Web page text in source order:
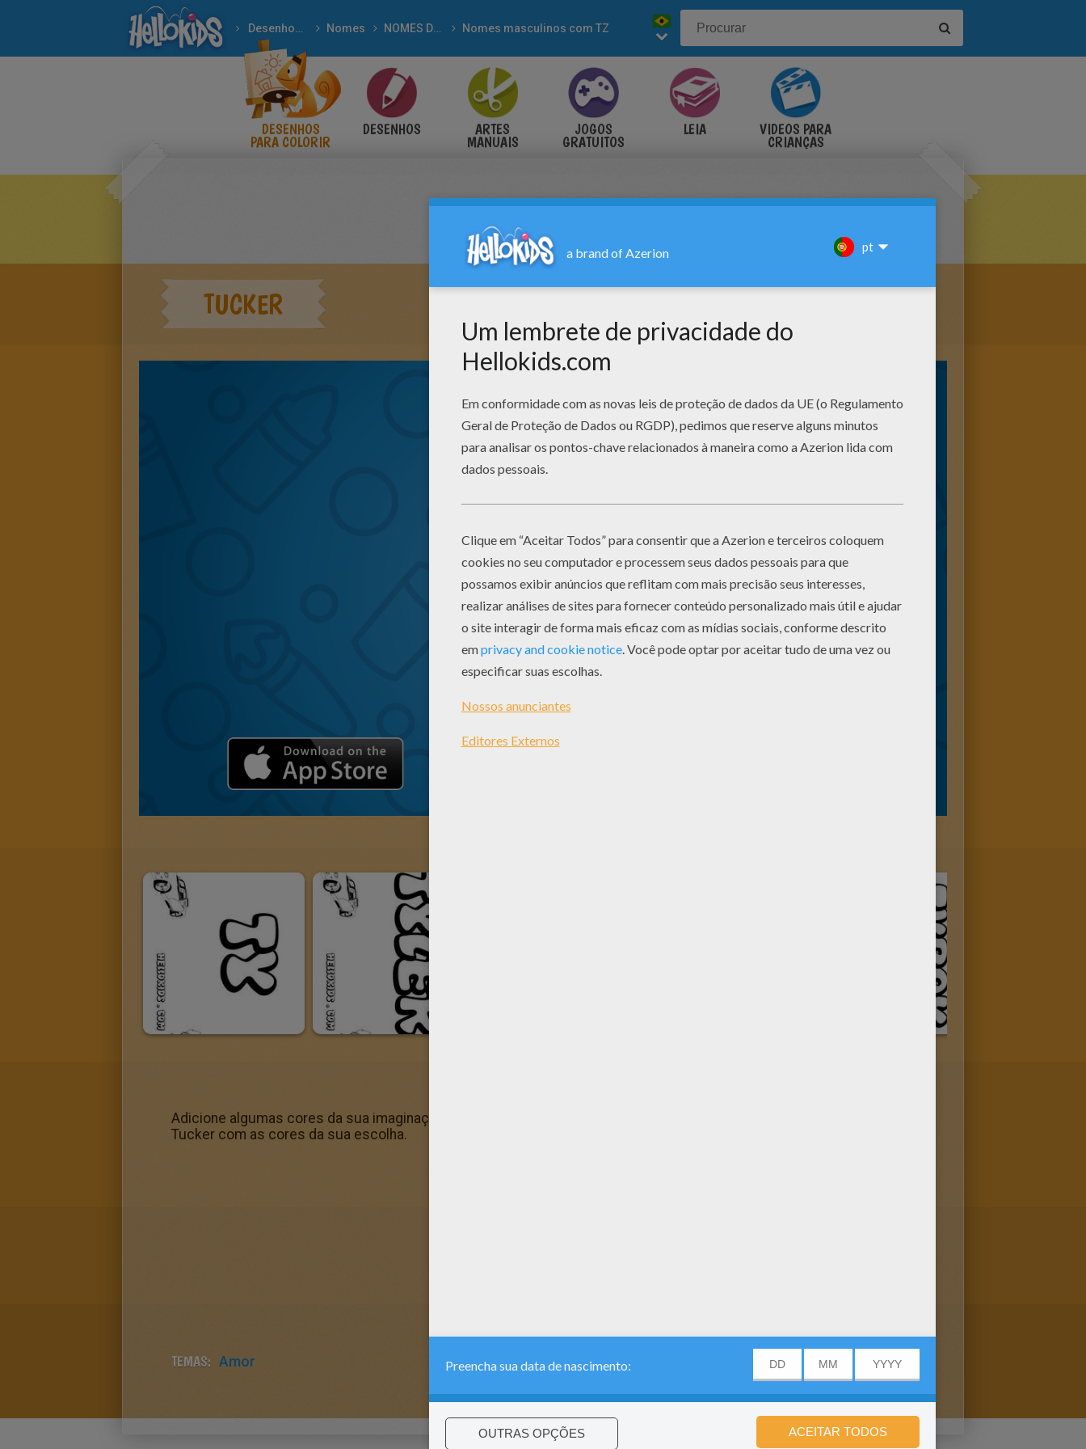
Desenhos para colorir Nomes NOMES DE MENINOS para colorir Nomes masculinos com TZ
DESENHOS
PARA COLORIR
DESENHOS ARTES
MANUAIS
JOGOS
GRATUITOS
LEIA VÍDEOS PARA
CRIANÇAS
TUCKER
Adicione algumas cores da sua imaginação e faça com que este Tucker fique legal e colorido. Colora o retrato do
Tucker com as cores da sua escolha.
TEMAS: Amor